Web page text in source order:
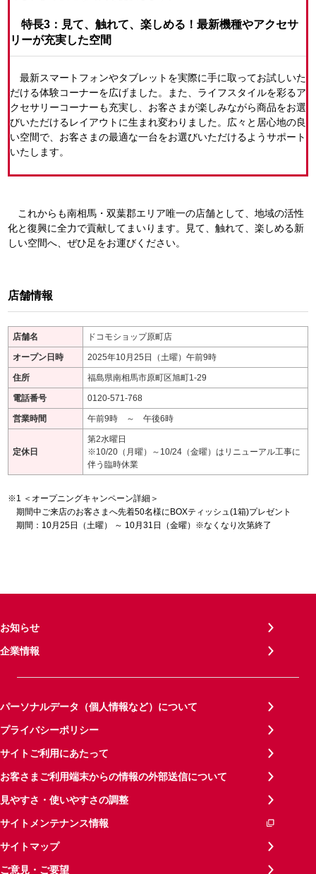
特長3：見て、触れて、楽しめる！最新機種やアクセサ
リーが充実した空間
最新スマートフォンやタブレットを実際に手に取ってお試しいた
だける体験コーナーを広げました。また、ライフスタイルを彩るア
クセサリーコーナーも充実し、お客さまが楽しみながら商品をお選
びいただけるレイアウトに生まれ変わりました。広々と居心地の良
い空間で、お客さまの最適な一台をお選びいただけるようサポート
いたします。
これからも南相馬・双葉郡エリア唯一の店舗として、地域の活性
化と復興に全力で貢献してまいります。見て、触れて、楽しめる新
しい空間へ、ぜひ足をお運びください。
店舗情報
店舗名 ドコモショップ原町店
オープン日時 2025年10月25日（土曜）午前9時
住所 福島県南相馬市原町区旭町1-29
電話番号 0120-571-768
営業時間 午前9時 ～ 午後6時
定休日
第2水曜日
※10/20（月曜）～10/24（金曜）はリニューアル工事に
伴う臨時休業
＜オープニングキャンペーン詳細＞
期間中ご来店のお客さまへ先着50名様にBOXティッシュ(1箱)プレゼント
期間：10月25日（土曜） ～ 10月31日（金曜）※なくなり次第終了
お知らせ
企業情報
パーソナルデータ（個人情報など）について
プライバシーポリシー
サイトご利用にあたって
お客さまご利用端末からの情報の外部送信について
見やすさ・使いやすさの調整
サイトメンテナンス情報
サイトマップ
ご意見・ご要望